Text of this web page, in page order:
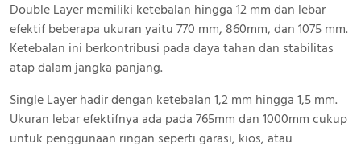
Double Layer memiliki ketebalan hingga 12 mm dan lebar
efektif beberapa ukuran yaitu 770 mm, 860mm, dan 1075 mm.
Ketebalan ini berkontribusi pada daya tahan dan stabilitas
atap dalam jangka panjang.
Single Layer hadir dengan ketebalan 1,2 mm hingga 1,5 mm.
Ukuran lebar efektifnya ada pada 765mm dan 1000mm cukup
untuk penggunaan ringan seperti garasi, kios, atau